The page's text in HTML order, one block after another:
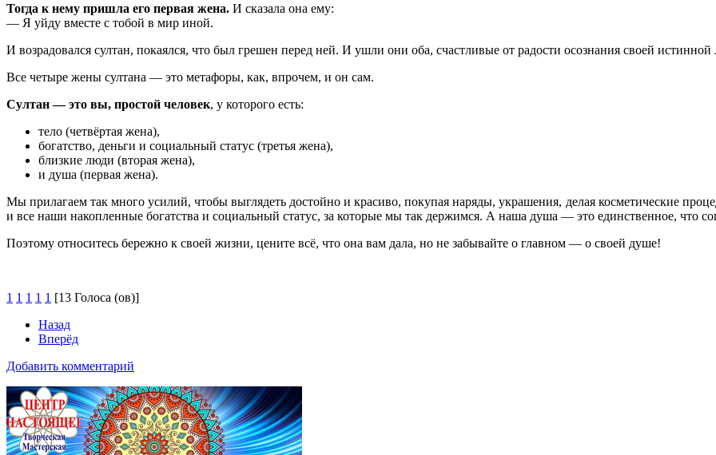
Тогда к нему пришла его первая жена. И сказала она ему:
— Я уйду вместе с тобой в мир иной.
И возрадовался султан, покаялся, что был грешен перед ней. И ушли они оба, счастливые от радости осознания своей
Все четыре жены султана — это метафоры, как, впрочем, и он сам.
Султан — это вы, простой человек, у которого есть:
тело (четвёртая жена),
богатство, деньги и социальный статус (третья жена),
близкие люди (вторая жена),
и душа (первая жена).
Мы прилагаем так много усилий, чтобы выглядеть достойно и красиво, покупая наряды, украшения, делая косметические
и все наши накопленные богатства и социальный статус, за которые мы так держимся. А наша душа — это единственное, что
Поэтому относитесь бережно к своей жизни, цените всё, что она вам дала, но не забывайте о главном — о своей душе!
1 1 1 1 1 [13 Голоса (ов)]
Назад
Вперёд
Добавить комментарий